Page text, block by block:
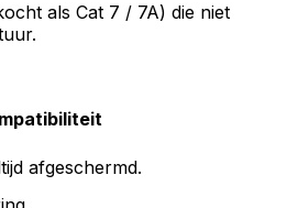
als Cat 7 / 7A) die niet
afgeschermd.